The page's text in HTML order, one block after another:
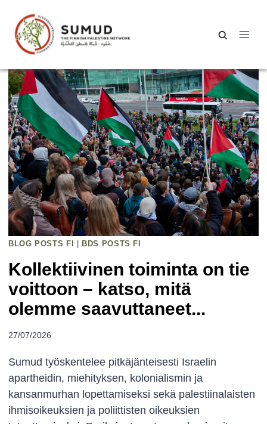
sisältöön
Haku:
BLOG POSTS FI BDS POSTS FI
Kollektiivinen toiminta on tie
voittoon – katso, mitä
olemme saavuttaneet...
27/07/2026
Sumud työskentelee pitkäjänteisesti Israelin
apartheidin, miehityksen, kolonialismin ja
kansanmurhan lopettamiseksi sekä palestiinalaisten
ihmisoikeuksien ja poliittisten oikeuksien